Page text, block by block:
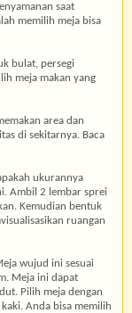
saat
memilih meja bisa
bulat, persegi
meja makan yang
area dan
di sekitarnya. Baca
ukurannya
Ambil 2 lembar sprei
Kemudian bentuk
ruangan
wujud ini sesuai
Meja ini dapat
Pilih meja dengan
Anda bisa memilih